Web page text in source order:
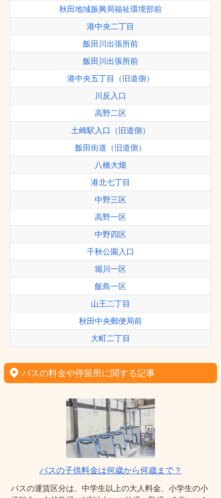
秋田地域振興局福祉環境部前
港中央二丁目
飯田川出張所前
飯田川出張所前
港中央五丁目（旧道側）
川反入口
高野二区
土崎駅入口（旧道側）
飯田街道（旧道側）
八橋大畑
港北七丁目
中野三区
高野一区
中野四区
千秋公園入口
堀川一区
飯島一区
山王二丁目
秋田中央郵便局前
大町二丁目
バスの料金や停留所に関する記事
バスの子供料金は何歳から何歳まで？
バスの運賃区分は、中学生以上の大人料金、小学生の小